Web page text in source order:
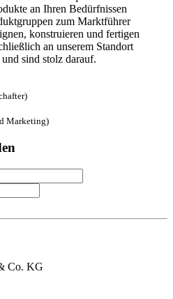
an Ihren Bedürfnissen
zum Marktführer
konstruieren und fertigen
an unserem Standort
sind stolz darauf.
Marketing)
Co. KG